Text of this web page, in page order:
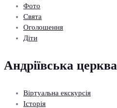
Фото
Свята
Оголошення
Діти
Андріївська церква
Віртуальна екскурсія
Історія